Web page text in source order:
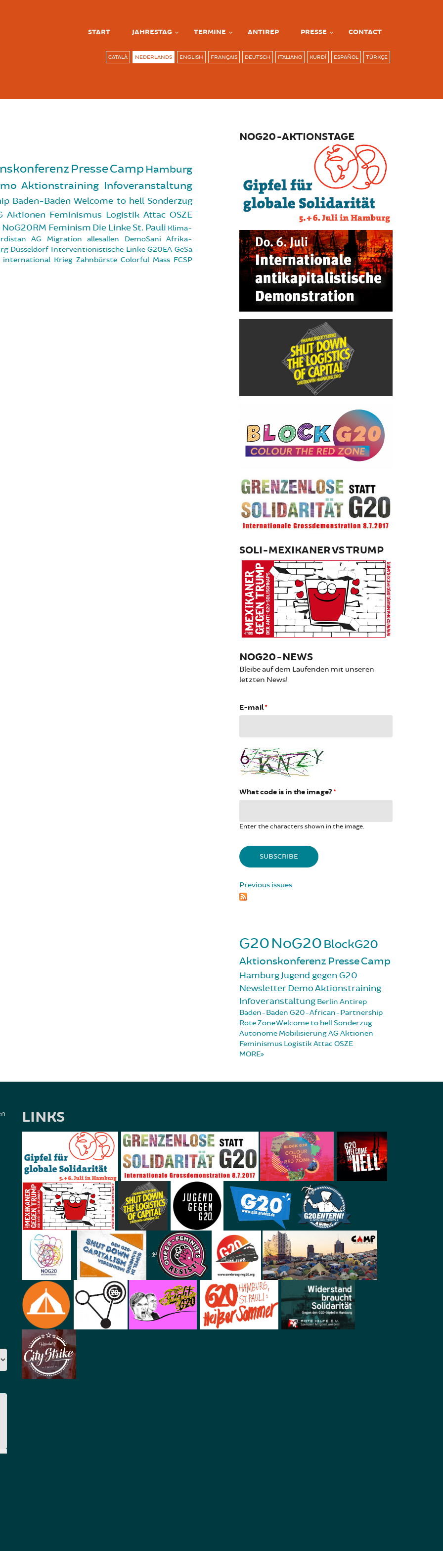
START JAHRESTAG TERMINE ANTIREP PRESSE CONTACT
CATALÀ NEDERLANDS ENGLISH FRANÇAIS DEUTSCH ITALIANO KURDÎ ESPAÑOL TÜRKÇE
PresseCamp Hamburg
Aktionstraining Infoveranstaltung
Baden-Baden Welcome to hell Sonderzug
Aktionen Feminismus Logistik Attac OSZE
NoG20RM Feminism Die LinkeSt. Pauli Klima-
AG Migration allesallen DemoSani Afrika-
Düsseldorf Interventionistische Linke G20EA GeSa
international Krieg Zahnbürste Colorful Mass FCSP
NOG20-AKTIONSTAGE
SOLI-MEXIKANER VS TRUMP
NOG20-NEWS
Bleibe auf dem Laufenden mit unseren
letzten News!
E-mail*
What code is in the image? *
Enter the characters shown in the image.
Previous issues
G20NoG20 BlockG20
Aktionskonferenz PresseCamp
HamburgJugend gegen G20
NewsletterDemoAktionstraining
Infoveranstaltung Berlin Antirep
Baden-Baden G20-African-Partnership
Rote ZoneWelcome to hellSonderzug
Autonome MobilisierungAG Aktionen
Feminismus Logistik Attac OSZE
MORE
LINKS